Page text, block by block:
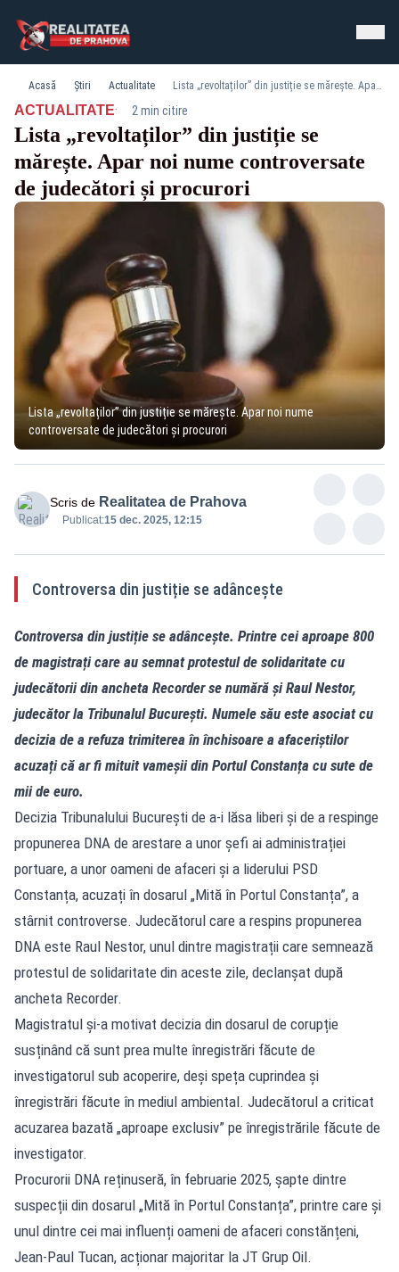
Acasă Știri Actualitate Lista „revoltaților” din justiție se mărește. Apar noi nume controversate de judecători și procurori
ACTUALITATE· 2 min citire
Lista „revoltaților” din justiție se
mărește. Apar noi nume controversate
de judecători și procurori
Lista „revoltaților” din justiție se mărește. Apar noi nume
controversate de judecători și procurori
Scris de Realitatea de Prahova
Publicat:15 dec. 2025, 12:15
Controversa din justiție se adâncește
Controversa din justiție se adâncește. Printre cei aproape 800
de magistrați care au semnat protestul de solidaritate cu
judecătorii din ancheta Recorder se numără și Raul Nestor,
judecător la Tribunalul București. Numele său este asociat cu
decizia de a refuza trimiterea în închisoare a afaceriștilor
acuzați că ar fi mituit vameșii din Portul Constanța cu sute de
mii de euro.
Decizia Tribunalului București de a-i lăsa liberi și de a respinge
propunerea DNA de arestare a unor șefi ai administrației
portuare, a unor oameni de afaceri și a liderului PSD
Constanța, acuzați în dosarul „Mită în Portul Constanța”, a
stârnit controverse. Judecătorul care a respins propunerea
DNA este Raul Nestor, unul dintre magistrații care semnează
protestul de solidaritate din aceste zile, declanșat după
ancheta Recorder.
Magistratul și-a motivat decizia din dosarul de corupție
susținând că sunt prea multe înregistrări făcute de
investigatorul sub acoperire, deși speța cuprindea și
înregistrări făcute în mediul ambiental. Judecătorul a criticat
acuzarea bazată „aproape exclusiv” pe înregistrările făcute de
investigator.
Procurorii DNA reținuseră, în februarie 2025, șapte dintre
suspecții din dosarul „Mită în Portul Constanța”, printre care și
unul dintre cei mai influenți oameni de afaceri constănțeni,
Jean-Paul Tucan, acționar majoritar la JT Grup Oil.